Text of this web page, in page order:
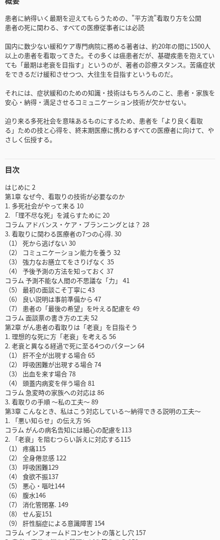
患者に納得いく最期を迎えてもらうための、"平方流"看取り方を公開
患者の死に関わる、すべての医療従事者には必読
国内に数少ない緩和ケア専門病院に務める著者は、約20年の間に1500人
以上の患者を看取ってきた。その多くは癌患者だが、基礎疾患を抱えてい
ても「最期は老衰を目指す」というのが、著者の診療スタンス。苦痛症状
をできるだけ緩和させつつ、大往生を目指すというものだ。
それには、症状緩和のための知識・技術はもちろんのこと、患者・家族を
安心・納得・満足させるコミュニケーション技術が欠かせない。
迫り来る多死社会を意味あるものにするため、患者を「より良く看取
る」ための技と心得を、終末期医療に携わるすべての医療者に向けて、や
さしく伝授する。
目次
はじめに 2
第1章 なぜ今、看取りの技術が必要なのか
1. 多死社会がやって来る 10
2. 「理不尽な死」を減らすために 20
コラム アドバンス・ケア・プランニングとは？ 28
3. 看取りに関わる医療者の7つの心得. 30
（1） 死から逃げない 30
（2） コミュニケーション能力を養う 32
（3） 強力なお膳立てをさりげなく 35
（4） 予後予測の方法を知っておく 37
コラム 予測不能な人間の不思議な「力」 41
（5） 最初の面談こそ丁寧に 43
（6） 良い説明は事前準備から 47
（7） 患者の「最後の希望」を叶える配慮を 49
コラム 面談票の書き方の工夫 52
第2章 がん患者の看取りは「老衰」を目指そう
1. 理想的な死に方「老衰」を考える 56
2. 老衰と異なる経過で死に至る4つのパターン 64
（1） 肝不全が出現する場合 65
（2） 呼吸困難が出現する場合 74
（3） 出血を来す場合 78
（4） 頭蓋内病変を伴う場合 81
コラム 急変時の家族への対応は 86
3. 看取りの手順 ～私の工夫～ 89
第3章 こんなとき、私はこう対応している～納得できる説明の工夫～
1. 「悪い知らせ」の伝え方 96
コラム がんの病名告知には細心の配慮を113
2. 「老衰」を阻むつらい訴えに対応する115
（1） 疼痛115
（2） 全身倦怠感 122
（3） 呼吸困難129
（4） 食欲不振137
（5） 悪心・嘔吐144
（6） 腹水146
（7） 消化管閉塞. 149
（8） せん妄151
（9） 肝性脳症による意識障害 154
コラム インフォームドコンセントの落とし穴 157